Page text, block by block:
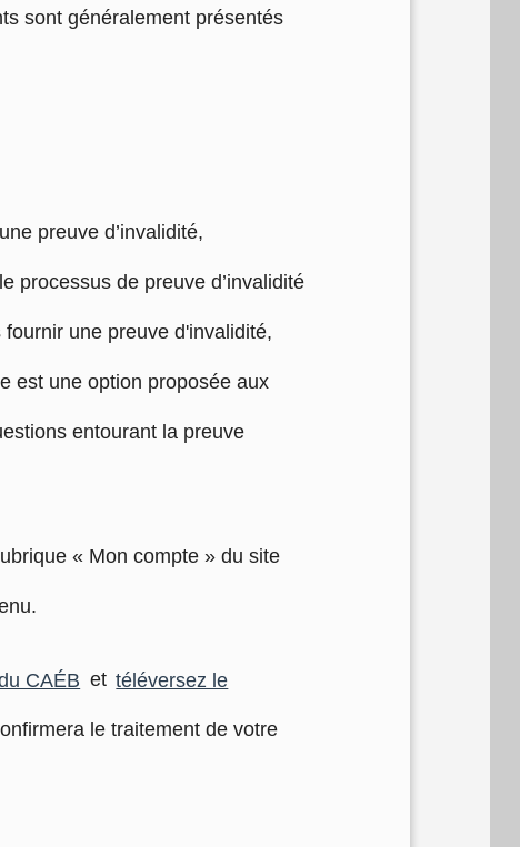
sont généralement présentés
preuve d’invalidité,
processus de preuve d’invalidité
une preuve d'invalidité,
est une option proposée aux
entourant la preuve
« Mon compte » du site
CAÉB et téléversez le
le traitement de votre